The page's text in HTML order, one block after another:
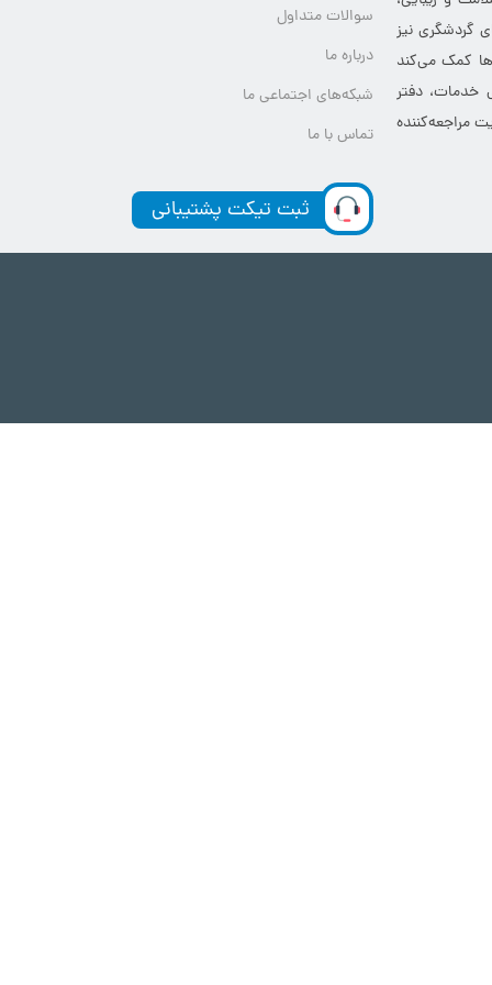
استفاده از
و زیبایی،
بخش‌های مهم
راهنما و قوانین
درباره ما
شبکه‌های اجتماعی ما